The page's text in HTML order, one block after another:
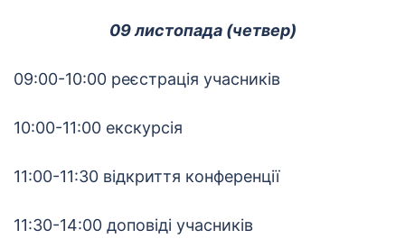
09 листопада (четвер)
09:00-10:00 реєстрація учасників
10:00-11:00 екскурсія
11:00-11:30 відкриття конференції
11:30-14:00 доповіді учасників